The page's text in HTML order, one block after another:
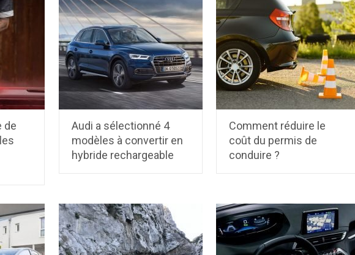
de
Audi a sélectionné 4
modèles à convertir en
hybride rechargeable
Comment réduire le
coût du permis de
conduire ?